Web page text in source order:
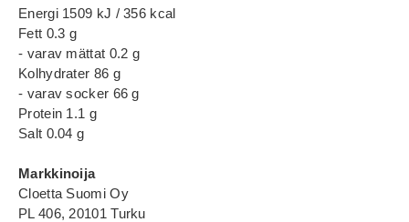
Energi 1509 kJ / 356 kcal
Fett 0.3 g
- varav mättat 0.2 g
Kolhydrater 86 g
- varav socker 66 g
Protein 1.1 g
Salt 0.04 g
Markkinoija
Cloetta Suomi Oy
PL 406, 20101 Turku